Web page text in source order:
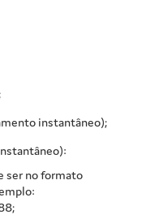
instantâneo);
ser no formato